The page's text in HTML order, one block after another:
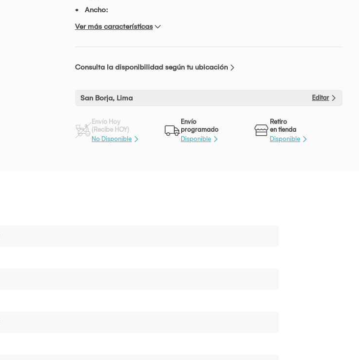
Ancho:
Ver más características
Consulta la disponibilidad según tu ubicación
San Borja, Lima Editar
Envío Hoy
(Recibe HOY)
No Disponible
Envío
programado
Disponible
Retiro
en tienda
Disponible